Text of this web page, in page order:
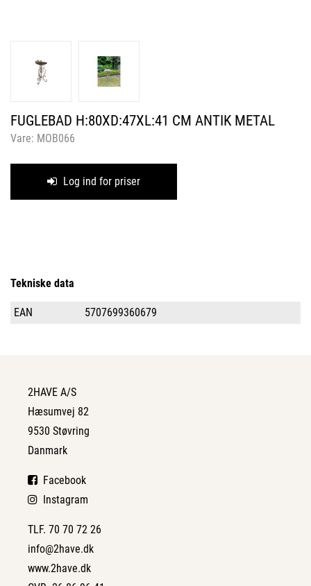
FUGLEBAD H:80XD:47XL:41 CM ANTIK METAL
Vare: MOB066
Log ind for priser
Tekniske data
EAN 5707699360679
2HAVE A/S
Hæsumvej 82
9530 Støvring
Danmark
Facebook
Instagram
TLF. 70 70 72 26
info@2have.dk
www.2have.dk